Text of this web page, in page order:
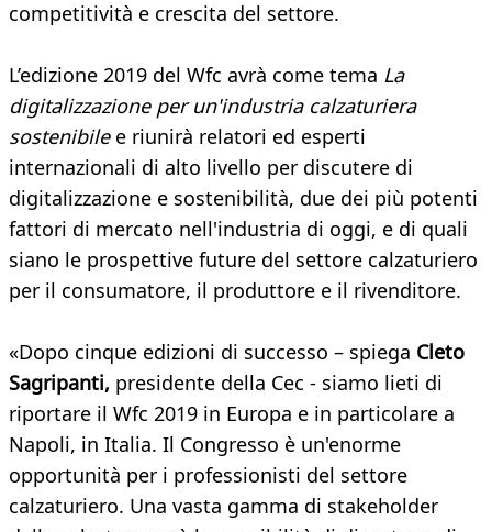
competitività e crescita del settore.
L’edizione 2019 del Wfc avrà come tema La
digitalizzazione per un'industria calzaturiera
sostenibilee riunirà relatori ed esperti
internazionali di alto livello per discutere di
digitalizzazione e sostenibilità, due dei più potenti
fattori di mercato nell'industria di oggi, e di quali
siano le prospettive future del settore calzaturiero
per il consumatore, il produttore e il rivenditore.
«Dopo cinque edizioni di successo – spiega Cleto
Sagripanti, presidente della Cec - siamo lieti di
riportare il Wfc 2019 in Europa e in particolare a
Napoli, in Italia. Il Congresso è un'enorme
opportunità per i professionisti del settore
calzaturiero. Una vasta gamma di stakeholder